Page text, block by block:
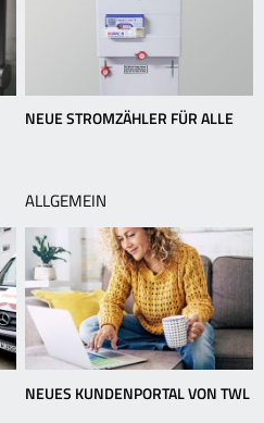
NEUE STROMZÄHLER FÜR ALLE
ALLGEMEIN
NEUES KUNDENPORTAL VON TWL